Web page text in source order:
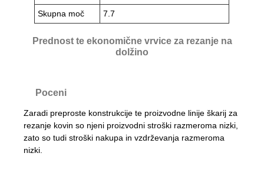
Skupna moč 7.7
Prednost te ekonomične vrvice za rezanje na
dolžino
Poceni
Zaradi preproste konstrukcije te proizvodne linije škarij za
rezanje kovin so njeni proizvodni stroški razmeroma nizki,
zato so tudi stroški nakupa in vzdrževanja razmeroma
nizki.